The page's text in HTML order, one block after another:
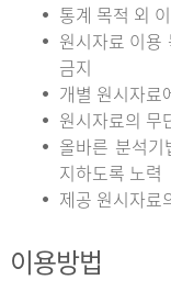
통계 목적 외
원시자료 이용
금지
개별 원시자료
원시자료의 무
올바른 분석
지하도록 노력
제공 원시자료
이용방법